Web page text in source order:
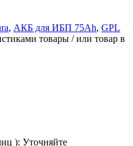
, АКБ для ИБП 75Ah, GPL
товары / или товар в
): Уточняйте